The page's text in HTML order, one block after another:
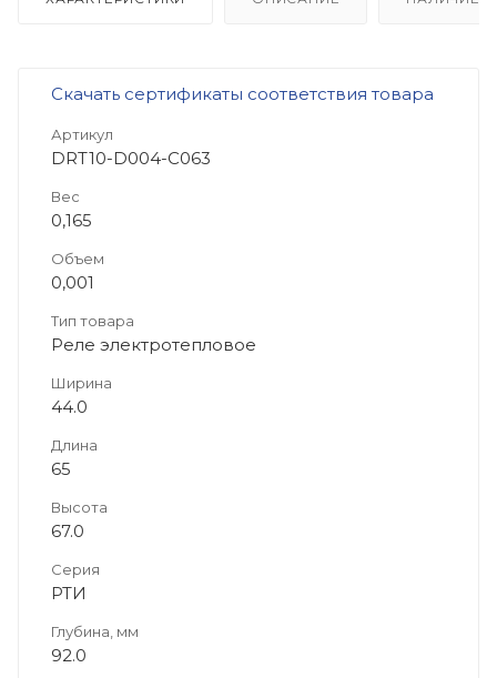
Скачать сертификаты соответствия товара
Артикул
DRT10-D004-C063
Вес
0,165
Объем
0,001
Тип товара
Реле электротепловое
Ширина
44.0
Длина
65
Высота
67.0
Серия
РТИ
Глубина, мм
92.0